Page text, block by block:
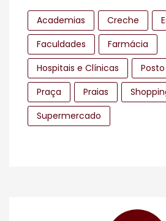
Academias Creche
Faculdades
Farmácia
Hospitais e Clínicas
Praça
Praias
Supermercado